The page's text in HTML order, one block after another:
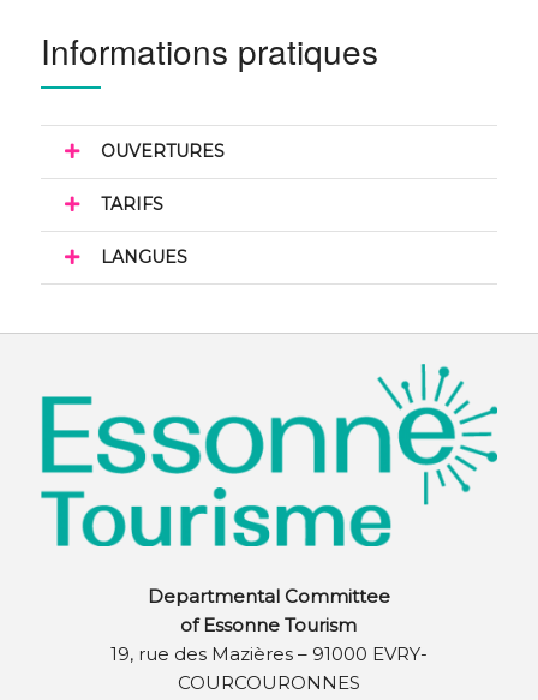
Informations pratiques
OUVERTURES
TARIFS
LANGUES
Departmental Committee
of Essonne Tourism
19, rue des Mazières – 91000 EVRY-
COURCOURONNES